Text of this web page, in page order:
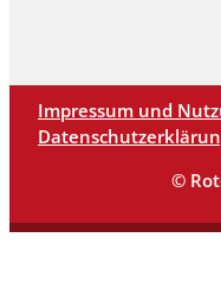
Impressum und
©